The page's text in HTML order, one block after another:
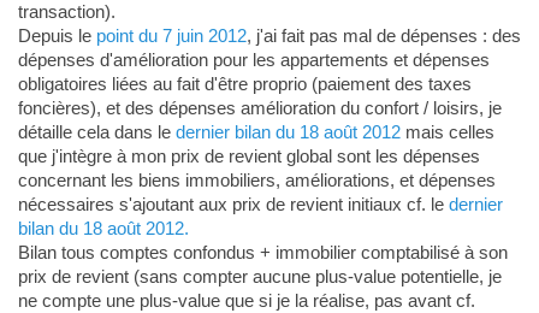
transaction).
Depuis le point du 7 juin 2012, j'ai fait pas mal de dépenses : des
dépenses d'amélioration pour les appartements et dépenses
obligatoires liées au fait d'être proprio (paiement des taxes
foncières), et des dépenses amélioration du confort / loisirs, je
détaille cela dans le dernier bilan du 18 août 2012mais celles
que j'intègre à mon prix de revient global sont les dépenses
concernant les biens immobiliers, améliorations, et dépenses
nécessaires s'ajoutant aux prix de revient initiaux cf. le dernier
bilan du 18 août 2012.
Bilan tous comptes confondus + immobilier comptabilisé à son
prix de revient (sans compter aucune plus-value potentielle, je
ne compte une plus-value que si je la réalise, pas avant cf.